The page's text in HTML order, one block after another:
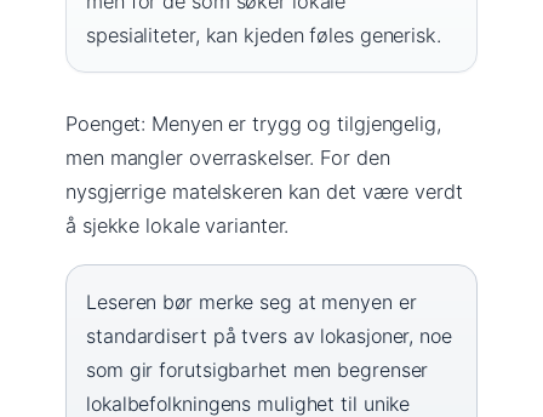
spesialiteter, kan kjeden føles generisk.
Poenget: Menyen er trygg og tilgjengelig,
men mangler overraskelser. For den
nysgjerrige matelskeren kan det være verdt
å sjekke lokale varianter.
Leseren bør merke seg at menyen er
standardisert på tvers av lokasjoner, noe
som gir forutsigbarhet men begrenser
lokalbefolkningens mulighet til unike